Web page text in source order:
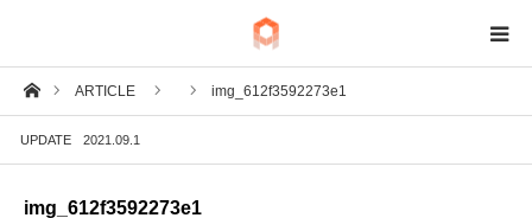
ホームARTICLE img_612f3592273e1
UPDATE 2021.09.1
img_612f3592273e1
BIM
IoT